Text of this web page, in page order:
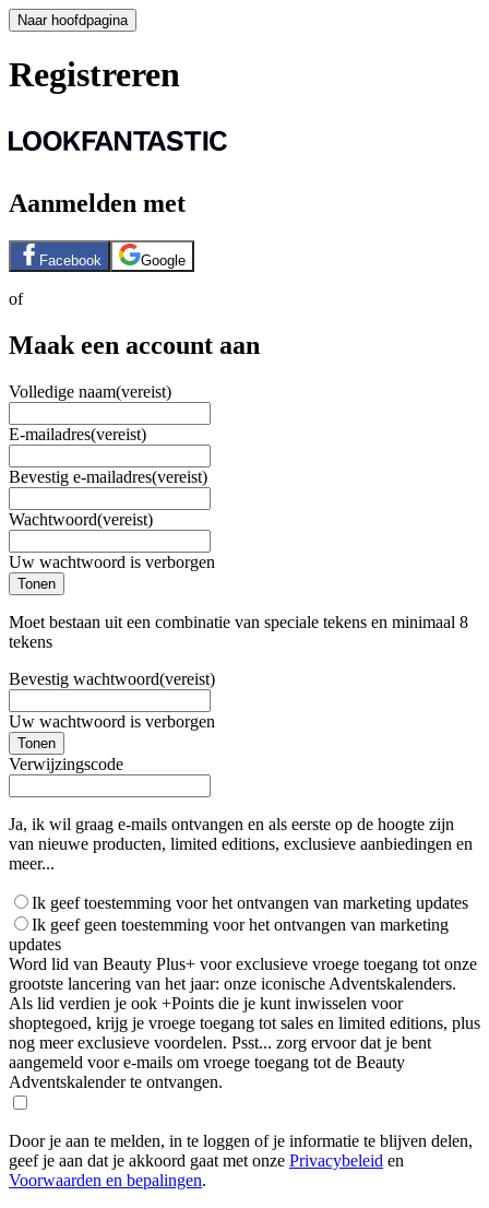
Naar hoofdpagina
Registreren
Aanmelden met
Facebook Google
of
Maak een account aan
Volledige naam(vereist)
E-mailadres(vereist)
Bevestig e-mailadres(vereist)
Wachtwoord(vereist)
Uw wachtwoord is verborgen
Tonen
Moet bestaan uit een combinatie van speciale tekens en minimaal 8
tekens
Bevestig wachtwoord(vereist)
Uw wachtwoord is verborgen
Tonen
Verwijzingscode
Ja, ik wil graag e-mails ontvangen en als eerste op de hoogte zijn
van nieuwe producten, limited editions, exclusieve aanbiedingen en
meer...
Ik geef toestemming voor het ontvangen van marketing updates
Ik geef geen toestemming voor het ontvangen van marketing
updates
Word lid van Beauty Plus+ voor exclusieve vroege toegang tot onze
grootste lancering van het jaar: onze iconische Adventskalenders.
Als lid verdien je ook +Points die je kunt inwisselen voor
shoptegoed, krijg je vroege toegang tot sales en limited editions, plus
nog meer exclusieve voordelen. Psst... zorg ervoor dat je bent
aangemeld voor e-mails om vroege toegang tot de Beauty
Adventskalender te ontvangen.
Door je aan te melden, in te loggen of je informatie te blijven delen,
geef je aan dat je akkoord gaat met onze Privacybeleid en
Voorwaarden en bepalingen.